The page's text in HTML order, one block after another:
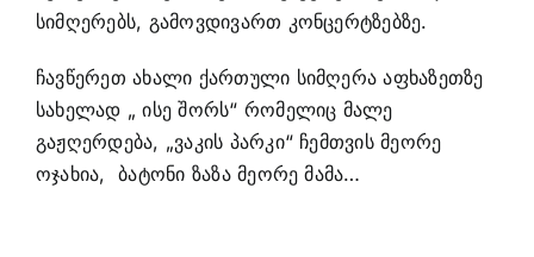
სიმღერებს, გამოვდივართ კონცერტზებზე.
ჩავწერეთ ახალი ქართული სიმღერა აფხაზეთზე
სახელად „ ისე შორს“ რომელიც მალე
გაჟღერდება, „ვაკის პარკი“ ჩემთვის მეორე
ოჯახია, ბატონი ზაზა მეორე მამა…